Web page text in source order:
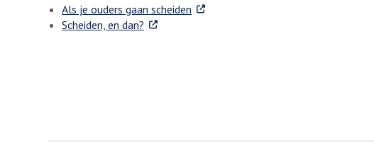
Als je ouders gaan scheiden . Externe link
Scheiden, en dan? . Externe link